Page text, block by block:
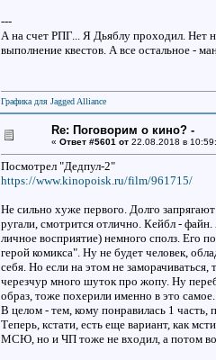
---
А на счет РПГ... Я Дьяблу проходил. Нет
выполнение квестов. А все остальное -
Графика для Jagged Alliance
Re: Поговорим о кино? -
« Ответ #5601 от 22.08.2018 в
Посмотрел "Дедпул-2"
https://www.kinopoisk.ru/film/961715/
Не сильно хуже первого. Долго
ругали, смотрится отлично. Кейбл -
личное восприятие) немного сполз. Его
герой комикса". Ну не будет человек,
себя. Но если на этом не
черезчур много шуток про жопу. Ну
образ, тоже похерили именно в это самое.
В целом - тем, кому понравилась 1 часть,
Теперь, кстати, есть еще вариант, как
МСЮ, но и ЧП тоже не входил, а потом